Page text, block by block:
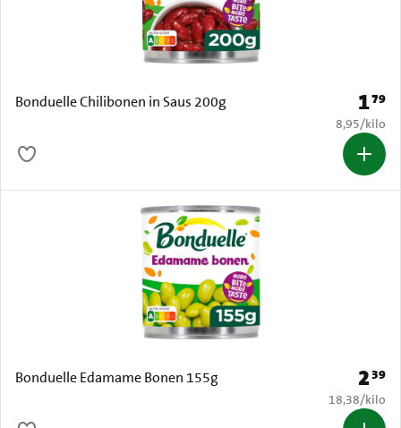
Bonduelle Chilibonen in Saus 200g Prijs:
179
€ 8,95 per
8,95/kilo
Bonduelle Edamame Bonen 155g Prijs:
239
€ 18,38 per
18,38/kilo